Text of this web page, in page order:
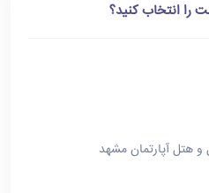
را انتخاب کنید؟
و هتل آپارتمان مشهد